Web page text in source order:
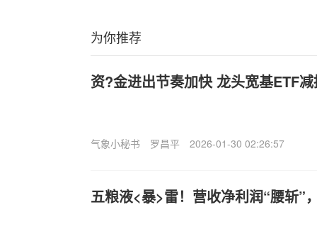
为你推荐
资?金进出节奏加快 龙头宽基ETF
气象小秘书 罗昌平 2026-01-30 02:26:57
五粮液<暴>雷！营收净利润“腰斩”